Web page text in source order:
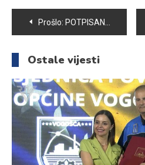
Navigacija
članaka
Prošlo: POTPISAN SPORAZUM O SARADNJI IZMEĐU OPĆINE VOGOŠĆA I UDRUŽENJA “SEVDAH ZA MLADE”
Ostale vijesti